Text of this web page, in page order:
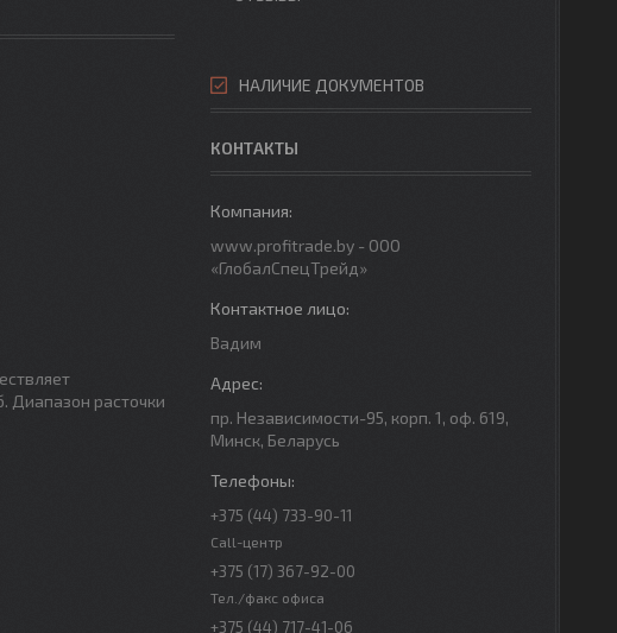
Диапазон расточки
НАЛИЧИЕ ДОКУМЕНТОВ
КОНТАКТЫ
www.profitrade.by - ООО
«ГлобалСпецТрейд»
Вадим
пр. Независимости-95, корп. 1, оф. 619,
Минск, Беларусь
+375 (44) 733-90-11
Call-центр
+375 (17) 367-92-00
Тел./факс офиса
+375 (44) 717-41-06